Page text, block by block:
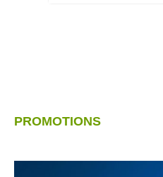
PROMOTIONS